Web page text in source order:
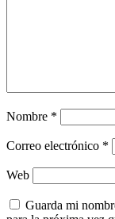
Nombre *
Correo electrónico *
Web
Guarda mi